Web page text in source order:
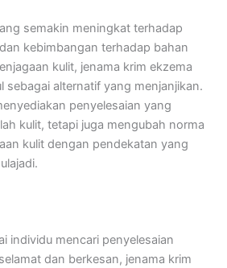
semakin meningkat terhadap
kebimbangan terhadap bahan
kulit, jenama krim ekzema
sebagai alternatif yang menjanjikan.
penyelesaian yang
kulit, tetapi juga mengubah norma
kulit dengan pendekatan yang
individu mencari penyelesaian
dan berkesan, jenama krim